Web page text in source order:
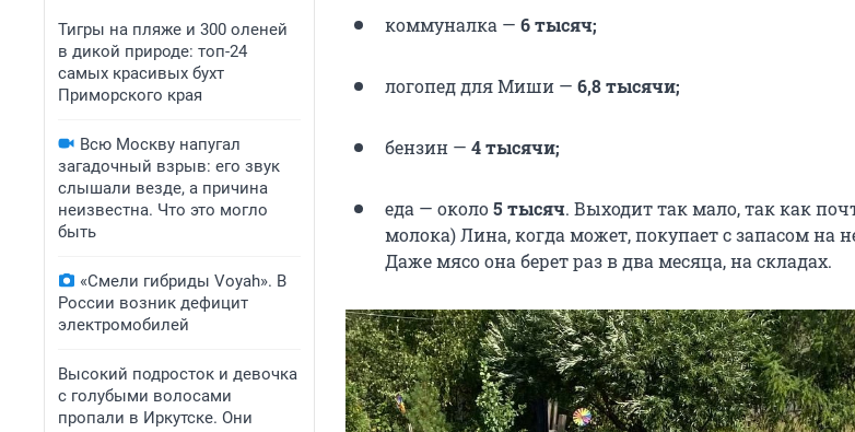
Тигры на пляже и 300 оленей
в дикой природе: топ-24
самых красивых бухт
Приморского края
Всю Москву напугал
загадочный взрыв: его звук
слышали везде, а причина
неизвестна. Что это могло
быть
«Смели гибриды Voyah». В
России возник дефицит
электромобилей
Высокий подросток и девочка
с голубыми волосами
пропали в Иркутске. Они
коммуналка — 6 тысяч;
логопед для Миши — 6,8 тысячи;
бензин — 4 тысячи;
еда — около5 тысяч. Выходит так мало, так как
молока) Лина, когда может, покупает с запасом на
Даже мясо она берет раз в два месяца, на складах.